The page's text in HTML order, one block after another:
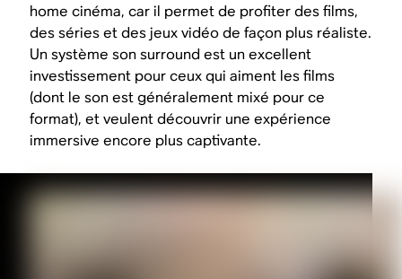
home cinéma, car il permet de profiter des films,
des séries et des jeux vidéo de façon plus réaliste.
Un système son surround est un excellent
investissement pour ceux qui aiment les films
(dont le son est généralement mixé pour ce
format), et veulent découvrir une expérience
immersive encore plus captivante.